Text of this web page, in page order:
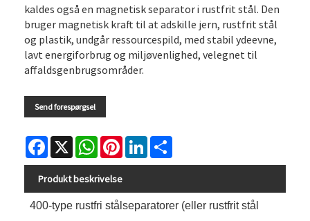
kaldes også en magnetisk separator i rustfrit stål. Den
bruger magnetisk kraft til at adskille jern, rustfrit stål
og plastik, undgår ressourcespild, med stabil ydeevne,
lavt energiforbrug og miljøvenlighed, velegnet til
affaldsgenbrugsområder.
Send forespørgsel
Facebook
X WhatsAppPinterestLinkedIn
Produkt beskrivelse
400-type rustfri stålseparatorer (eller rustfrit stål